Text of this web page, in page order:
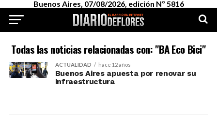
Buenos Aires, 07/08/2026, edición Nº 5816
Todas las noticias relacionadas con: "BA Eco Bici"
ACTUALIDAD hace 12 años
Buenos Aires apuesta por renovar su
infraestructura